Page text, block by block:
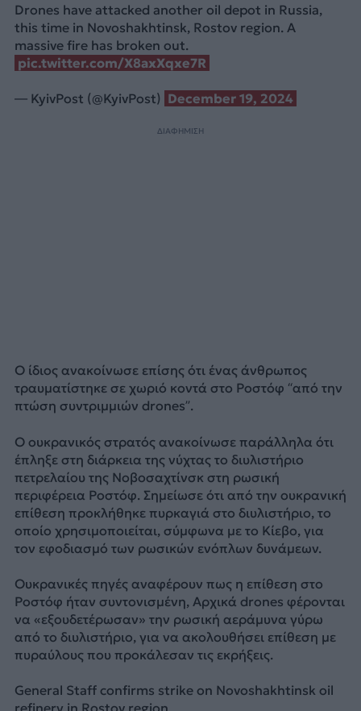
Drones have attacked another oil depot in Russia,
this time in Novoshakhtinsk, Rostov region. A
massive fire has broken out.
pic.twitter.com/X8axXqxe7R
— KyivPost (@KyivPost) December 19, 2024
ΔΙΑΦΗΜΙΣΗ
Ο ίδιος ανακοίνωσε επίσης ότι ένας άνθρωπος
τραυματίστηκε σε χωριό κοντά στο Ροστόφ “από την
πτώση συντριμμιών drones”.
Ο ουκρανικός στρατός ανακοίνωσε παράλληλα ότι
έπληξε στη διάρκεια της νύχτας το διυλιστήριο
πετρελαίου της Νοβοσαχτίνσκ στη ρωσική
περιφέρεια Ροστόφ. Σημείωσε ότι από την ουκρανική
επίθεση προκλήθηκε πυρκαγιά στο διυλιστήριο, το
οποίο χρησιμοποιείται, σύμφωνα με το Κίεβο, για
τον εφοδιασμό των ρωσικών ενόπλων δυνάμεων.
Ουκρανικές πηγές αναφέρουν πως η επίθεση στο
Ροστόφ ήταν συντονισμένη, Αρχικά drones φέρονται
να «εξουδετέρωσαν» την ρωσική αεράμυνα γύρω
από το διυλιστήριο, για να ακολουθήσει επίθεση με
πυραύλους που προκάλεσαν τις εκρήξεις.
General Staff confirms strike on Novoshakhtinsk oil